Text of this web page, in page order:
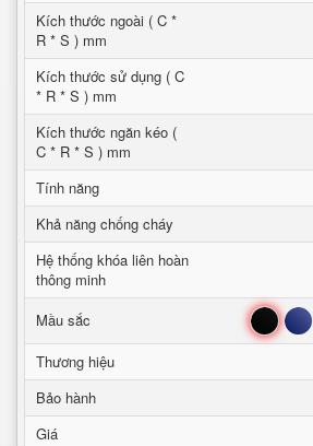
Kích thước ngoài ( C *
R * S ) mm
Kích thước sử dụng ( C
* R * S ) mm
Kích thước ngăn kéo (
C * R * S ) mm
Tính năng
Khả năng chống cháy
Hệ thống khóa liên hoàn
thông minh
Mầu sắc
Đen Xanh
Thương hiệu
Bảo hành
Giá